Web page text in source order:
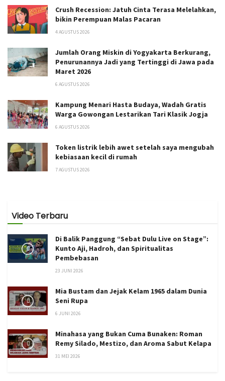
Crush Recession: Jatuh Cinta Terasa Melelahkan,
bikin Perempuan Malas Pacaran
4 AGUSTUS 2026
Jumlah Orang Miskin di Yogyakarta Berkurang,
Penurunannya Jadi yang Tertinggi di Jawa pada
Maret 2026
6 AGUSTUS 2026
Kampung Menari Hasta Budaya, Wadah Gratis
Warga Gowongan Lestarikan Tari Klasik Jogja
6 AGUSTUS 2026
Token listrik lebih awet setelah saya mengubah
kebiasaan kecil di rumah
7 AGUSTUS 2026
Video Terbaru
Di Balik Panggung “Sebat Dulu Live on Stage”:
Kunto Aji, Hadroh, dan Spiritualitas
Pembebasan
23 JUNI 2026
Mia Bustam dan Jejak Kelam 1965 dalam Dunia
Seni Rupa
6 JUNI 2026
Minahasa yang Bukan Cuma Bunaken: Roman
Remy Silado, Mestizo, dan Aroma Sabut Kelapa
31 MEI 2026